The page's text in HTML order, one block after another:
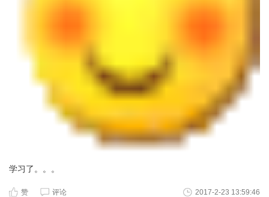
学习了。。。
赞 评论 2017-2-23 13:59:46